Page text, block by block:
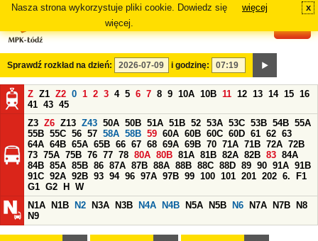
Nasza strona wykorzystuje pliki cookie. Dowiedz się
więcej.
więcej x
Sprawdź rozkład na dzień: i godzinę:
Z Z1 Z2 0 1 2 3 4 5 6 7 8 9 10A 10B 11 12 13 14 15 16
41 43 45
Z3 Z6 Z13 Z43 50A 50B 51A 51B 52 53A 53C 53B 54B 55A
55B 55C 56 57 58A 58B 59 60A 60B 60C 60D 61 62 63
64A 64B 65A 65B 66 67 68 69A 69B 70 71A 71B 72A 72B
73 75A 75B 76 77 78 80A 80B 81A 81B 82A 82B 83 84A
84B 85A 85B 86 87A 87B 88A 88B 88C 88D 89 90 91A 91B
91C 92A 92B 93 94 96 97A 97B 99 100 101 201 202 6.
F1
G1 G2 H
W
N1A
N1B N2 N3A N3B N4A N4B N5A N5B N6 N7A N7B
N8
N9